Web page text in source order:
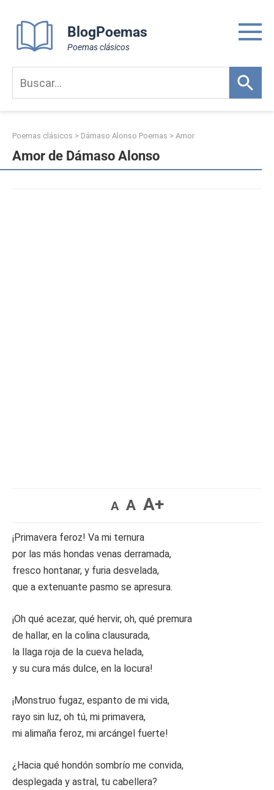
content
BlogPoemas
Poemas clásicos
Poemas clásicos > Dámaso Alonso Poemas > Amor
Amor de Dámaso Alonso
A A A+
¡Primavera feroz! Va mi ternura
por las más hondas venas derramada,
fresco hontanar, y furia desvelada,
que a extenuante pasmo se apresura.
¡Oh qué acezar, qué hervir, oh, qué premura
de hallar, en la colina clausurada,
la llaga roja de la cueva helada,
y su cura más dulce, en la locura!
¡Monstruo fugaz, espanto de mi vida,
rayo sin luz, oh tú, mi primavera,
mi alimaña feroz, mi arcángel fuerte!
¿Hacia qué hondón sombrío me convida,
desplegada y astral, tu cabellera?